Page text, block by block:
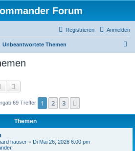
Forum
Anmelden
Registrieren
Unbeantwortete Themen
Suche
69 Treffer 1 2 3
Themen
hauser « Di Mai 26, 2026 6:00 pm